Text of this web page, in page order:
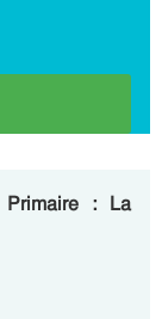
Primaire : La